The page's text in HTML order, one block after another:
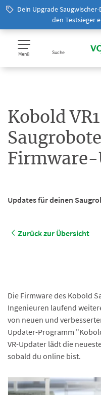
Dein Upgrade
den Testsieger
Menü Suche
Kobold
Firmware-
Updates für deinen
Zurück zur Übersicht
Die Firmware des Kobold
Ingenieuren laufend
von neuen und
Updater-Programm
VR-Updater lädt die
sobald du online bist.